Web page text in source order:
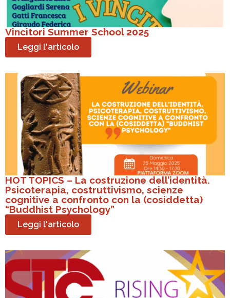
Vincitori Summer School 2025
Leggi l'articolo
HOT TOPICS – La costruzione dell’identità.
Psicoterapia, costruttivismo, scienze
cognitive a confronto con la (cosiddetta)
“Buddhist Psychology”
Leggi l'articolo